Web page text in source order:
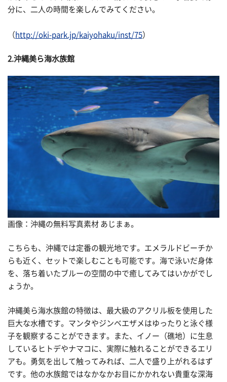
分に、二人の時間を楽しんでみてください。
（ http://oki-park.jp/kaiyohaku/inst/75）
2.沖縄美ら海水族館
画像：沖縄の無料写真素材 あじまぁ。
こちらも、沖縄では定番の観光地です。エメラルドビーチか
らも近く、セットで楽しむことも可能です。海で泳いだ身体
を、落ち着いたブルーの空間の中で癒してみてはいかがでし
ょうか。
沖縄美ら海水族館の特徴は、最大級のアクリル板を使用した
巨大な水槽です。マンタやジンベエザメはゆったりと泳ぐ様
子を観察することができます。また、イノー（礁地）に生息
しているヒトデやナマコに、実際に触れることができるエリ
アも。勇気を出して触ってみれば、二人で盛り上がれるはず
です。他の水族館ではなかなかお目にかかれない貴重な深海